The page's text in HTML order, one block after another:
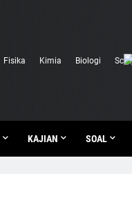
Fisika Kimia Biologi
KAJIAN SOAL